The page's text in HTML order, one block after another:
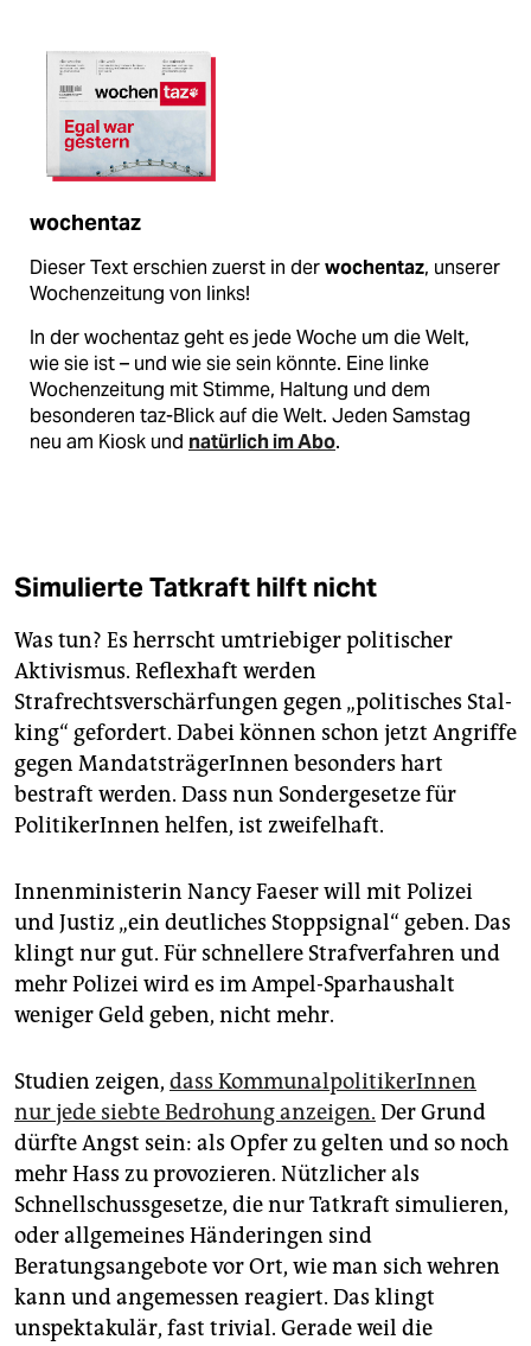
wochentaz
Dieser Text erschien zuerst in derwochentaz, unserer
Wochenzeitung von links!
In der wochentaz geht es jede Woche um die Welt,
wie sie ist – und wie sie sein könnte. Eine linke
Wochenzeitung mit Stimme, Haltung und dem
besonderen taz-Blick auf die Welt. Jeden Samstag
neu am Kiosk und natürlich im Abo.
Simulierte Tatkraft hilft nicht
Was tun? Es herrscht umtriebiger politischer
Aktivismus. Reflexhaft werden
Strafrechtsverschärfungen gegen „politisches Stal­
king“ gefordert. Dabei können schon jetzt Angriffe
gegen MandatsträgerInnen besonders hart
bestraft werden. Dass nun Sondergesetze für
PolitikerInnen helfen, ist zweifelhaft.
Innenministerin Nancy Fae­ser will mit Polizei
und Justiz „ein deutliches Stopp­signal“ geben. Das
klingt nur gut. Für schnellere Strafverfahren und
mehr Polizei wird es im Ampel-Sparhaushalt
weniger Geld geben, nicht mehr.
Studien zeigen, dass Kommunalpoliti­kerIn­nen
nur jede siebte Bedrohung anzeigen. Der Grund
dürfte Angst sein: als Opfer zu gelten und so noch
mehr Hass zu provozieren. Nützlicher als
Schnellschussgesetze, die nur Tatkraft simulieren,
oder allgemeines Händeringen sind
Beratungsangebote vor Ort, wie man sich wehren
kann und angemessen reagiert. Das klingt
unspektakulär, fast trivial. Gerade weil die